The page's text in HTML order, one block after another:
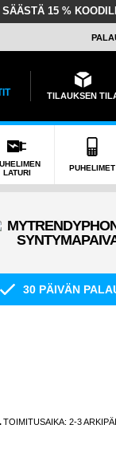
SÄÄSTÄ 15 %
TILAUKSEN
LATURI
PUHELIMET
30 PÄIVÄN
TOIMITUSAIKA: 2-3